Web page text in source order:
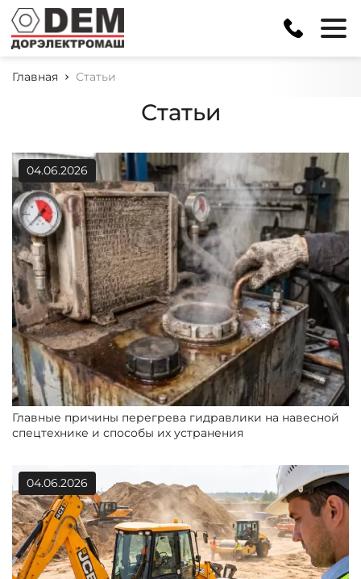
Главная
Статьи
Статьи
04.06.2026
Главные причины перегрева гидравлики на навесной
спецтехнике и способы их устранения
04.06.2026